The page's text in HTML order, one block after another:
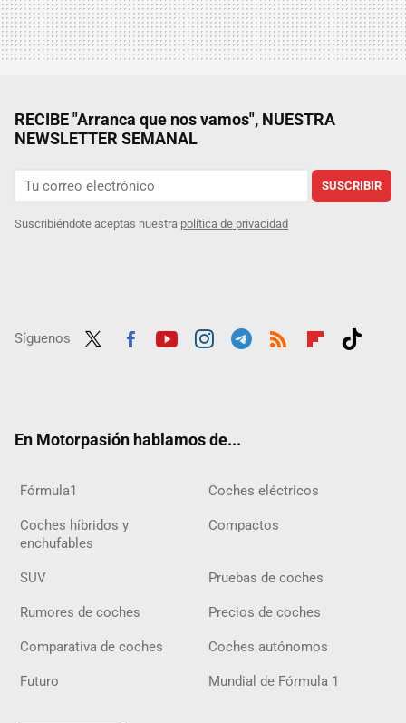
RECIBE "Arranca que nos vamos", NUESTRA
NEWSLETTER SEMANAL
SUSCRIBIR
Suscribiéndote aceptas nuestra política de privacidad
Síguenos
En Motorpasión hablamos de...
Fórmula1 Coches eléctricos
Coches híbridos y
enchufables
Compactos
SUV Pruebas de coches
Rumores de coches Precios de coches
Comparativa de coches Coches autónomos
Futuro Mundial de Fórmula 1